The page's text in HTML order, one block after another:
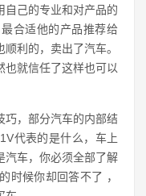
自己的专业和对产品的
合适他的产品推荐给
利的，卖出了汽车。
也就信任了这样也可以
巧，部分汽车的内部结
代表的是什么，车上
汽车，你必须全部了解
时候你却回答不了 ，